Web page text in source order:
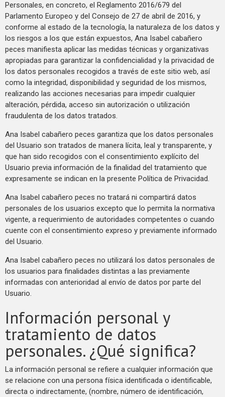
Personales, en concreto, el Reglamento 2016/679 del
Parlamento Europeo y del Consejo de 27 de abril de 2016, y
conforme al estado de la tecnología, la naturaleza de los datos y
los riesgos a los que están expuestos, Ana Isabel cabañero
peces manifiesta aplicar las medidas técnicas y organizativas
apropiadas para garantizar la confidencialidad y la privacidad de
los datos personales recogidos a través de este sitio web, así
como la integridad, disponibilidad y seguridad de los mismos,
realizando las acciones necesarias para impedir cualquier
alteración, pérdida, acceso sin autorización o utilización
fraudulenta de los datos tratados.
Ana Isabel cabañero peces garantiza que los datos personales
del Usuario son tratados de manera lícita, leal y transparente, y
que han sido recogidos con el consentimiento explícito del
Usuario previa información de la finalidad del tratamiento que
expresamente se indican en la presente Política de Privacidad.
Ana Isabel cabañero peces no tratará ni compartirá datos
personales de los usuarios excepto que lo permita la normativa
vigente, a requerimiento de autoridades competentes o cuando
cuente con el consentimiento expreso y previamente informado
del Usuario.
Ana Isabel cabañero peces no utilizará los datos personales de
los usuarios para finalidades distintas a las previamente
informadas con anterioridad al envío de datos por parte del
Usuario.
Información personal y
tratamiento de datos
personales. ¿Qué significa?
La información personal se refiere a cualquier información que
se relacione con una persona física identificada o identificable,
directa o indirectamente, (nombre, número de identificación,